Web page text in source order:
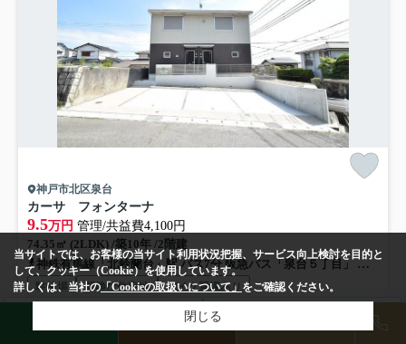
物件検索
神戸市北区泉台
カーサ フォンターナ
9.5万円 管理/共益費4,100円
74.35㎡ (2LDK) /築10年 /2階建
神鉄有馬線「北鈴蘭台」駅 バス7分 阪急バス「泉台５丁目」 停歩4分
駐輪場 閑静な住宅地
バイク置場あり
公共下水
当サイトでは、お客様の当サイト利用状況把握、サービス向上検討を目的と
して、クッキー（Cookie）を使用しています。
詳しくは、当社の「Cookieの取扱いについて」 をご確認ください。
閉じる